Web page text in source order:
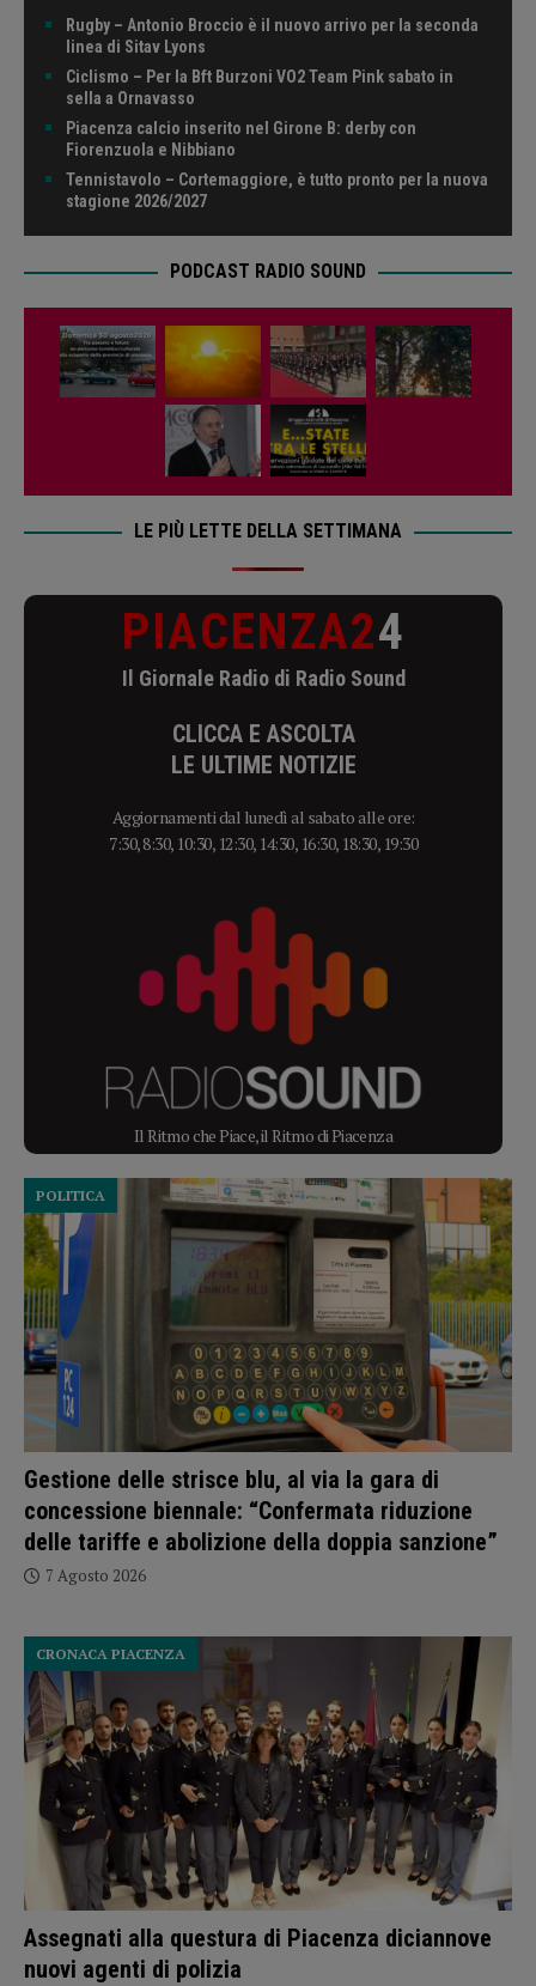
Rugby – Antonio Broccio è il nuovo arrivo per la seconda
linea di Sitav Lyons
Ciclismo – Per la Bft Burzoni VO2 Team Pink sabato in
sella a Ornavasso
Piacenza calcio inserito nel Girone B: derby con
Fiorenzuola e Nibbiano
Tennistavolo – Cortemaggiore, è tutto pronto per la nuova
stagione 2026/2027
PODCAST RADIO SOUND
LE PIÙ LETTE DELLA SETTIMANA
PIACENZA24
Il Giornale Radio di Radio Sound
CLICCA E ASCOLTA
LE ULTIME NOTIZIE
Aggiornamenti dal lunedì al sabato alle ore:
7:30, 8:30, 10:30, 12:30, 14:30, 16:30, 18:30, 19:30
Il Ritmo che Piace, il Ritmo di Piacenza
Gestione delle strisce blu, al via la gara di
concessione biennale: “Confermata riduzione
delle tariffe e abolizione della doppia sanzione”
POLITICA
7 Agosto 2026
Assegnati alla questura di Piacenza diciannove
nuovi agenti di polizia
CRONACA PIACENZA